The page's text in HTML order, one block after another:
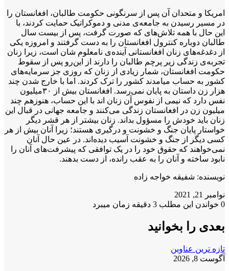
امریکا و متحدان آن پس از سرنگونی حکومت طالبان، افغانستان را
در مسیر رسیدن به جامعه‌ی مدنی و دموکراتیک حمایت کردند، با
این حال با همه تلاش‌های که صورت گرفت، پس از بیست سال
طالبان دوباره کنترول افغانستان را به دست گرفتند و امروزه یکی
از دغدغه‌های زنان افغانستانی آینده‌ی نامعلوم شان است، زیرا زنان
تجربه‌ی زندگی زیر پرچم طالبان را دارند از این‌رو پس از سقوط
حکومت افغانستان، شمار زیادی از زنان که روزی جز سرمایه‌های
کشور به حساب میامدند کشور را ترک کردند. اما با خارج شدن چند
هزار زن داستان به پایان نمی‌رسد. افغانستان بیش از ۳۰میلیون
نفس دارد که نیمی از نفوس آن زنان اند با این حساب، هنوزهم چند
میلیون زن در افغانستان زندگی می‌کنند‌ و جامعه جهانی در قبال این
زنان باید خودش را مسؤول بداند. زنان بیشتر از هر قشر دیگر
خواستار پایان جنگ و خشونت و درگیری ‌هستند؛ زیرا آنان بیش از هر
کسی دیگر از جنگ و خشونت آسیب دیده‌اند. در عین حال آنان
نمی‌خواهند که حقوق خود را در یک توافقی که پیشرفت‌های آنان را
نابود ساخته و آنان را به عقب رانده، از دست بدهند.
نویسنده: شفیقه خواجه زاده
نوامبر 21, 2021
0 خواندن این مطلب 3 دقیقه زمان میبرد
بعدی را بخوانید
تازه ترین عناوین
آگوست 8, 2026